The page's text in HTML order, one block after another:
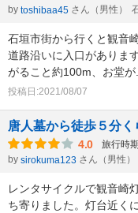
by toshibaa45 さん（男性）
石垣市街から行くと観音
道路沿いに入口がありま
がること約100m、お堂が
投稿日:2021/08/07
唐人墓から徒歩５分く
4.0 旅行時
by sirokuma123 さん（男性）
レンタサイクルで観音崎
ち寄りました。灯台近く